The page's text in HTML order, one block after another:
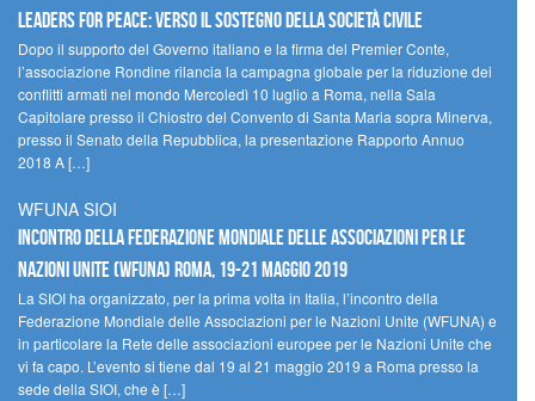
Leaders for peace: verso il sostegno della società civile
Dopo il supporto del Governo italiano e la firma del Premier Conte,
l’associazione Rondine rilancia la campagna globale per la riduzione dei
conflitti armati nel mondo Mercoledì 10 luglio a Roma, nella Sala
Capitolare presso il Chiostro del Convento di Santa Maria sopra Minerva,
presso il Senato della Repubblica, la presentazione Rapporto Annuo
2018 A […]
WFUNA SIOI
Incontro della Federazione Mondiale delle Associazioni per le
Nazioni Unite (WFUNA) Roma, 19-21 maggio 2019
La SIOI ha organizzato, per la prima volta in Italia, l’incontro della
Federazione Mondiale delle Associazioni per le Nazioni Unite (WFUNA) e
in particolare la Rete delle associazioni europee per le Nazioni Unite che
vi fa capo. L’evento si tiene dal 19 al 21 maggio 2019 a Roma presso la
sede della SIOI, che è […]